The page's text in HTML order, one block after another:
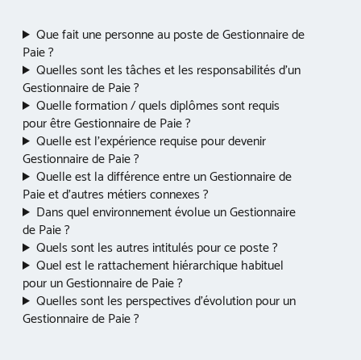
Que fait une personne au poste de Gestionnaire de
Paie ?
Quelles sont les tâches et les responsabilités d’un
Gestionnaire de Paie ?
Quelle formation / quels diplômes sont requis
pour être Gestionnaire de Paie ?
Quelle est l’expérience requise pour devenir
Gestionnaire de Paie ?
Quelle est la différence entre un Gestionnaire de
Paie et d’autres métiers connexes ?
Dans quel environnement évolue un Gestionnaire
de Paie ?
Quels sont les autres intitulés pour ce poste ?
Quel est le rattachement hiérarchique habituel
pour un Gestionnaire de Paie ?
Quelles sont les perspectives d’évolution pour un
Gestionnaire de Paie ?